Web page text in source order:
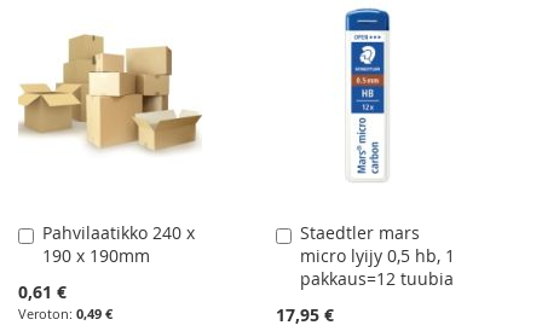
Pahvilaatikko 240 x
190 x 190mm
0,61 €
0,49 €
Lisää
ostoskoriin
Staedtler mars
micro lyijy 0,5 hb, 1
pakkaus=12 tuubia
17,95 €
Lisää
ostoskoriin